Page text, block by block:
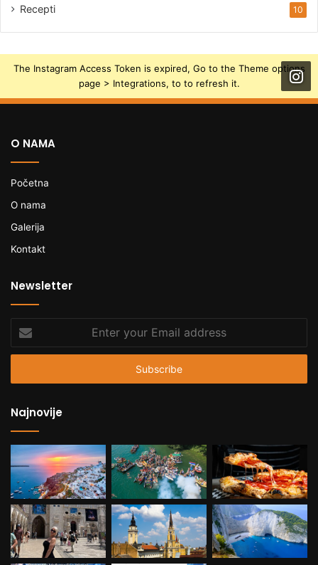
Recepti 10
The Instagram Access Token is expired, Go to the Theme options
page > Integrations, to to refresh it.
O NAMA
Početna
O nama
Galerija
Kontakt
Newsletter
your
Email
Najnovije